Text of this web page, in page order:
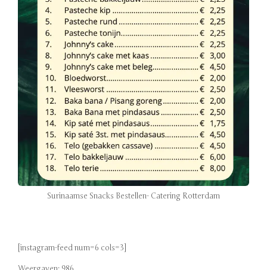
Surinaamse Snacks Bestellen- Catering Rotterdam
[instagram-feed num=6 cols=3]